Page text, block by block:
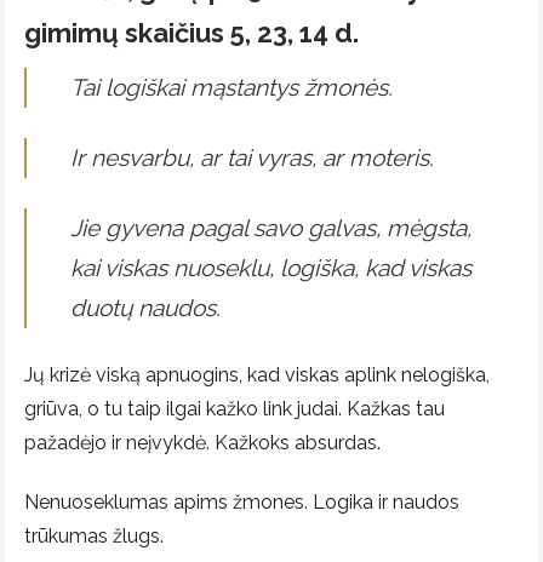
gimimų skaičius 5, 23, 14 d.
Tai logiškai mąstantys žmonės.
Ir nesvarbu, ar tai vyras, ar moteris.
Jie gyvena pagal savo galvas, mėgsta,
kai viskas nuoseklu, logiška, kad viskas
duotų naudos.
Jų krizė viską apnuogins, kad viskas aplink nelogiška,
griūva, o tu taip ilgai kažko link judai. Kažkas tau
pažadėjo ir neįvykdė. Kažkoks absurdas.
Nenuoseklumas apims žmones. Logika ir naudos
trūkumas žlugs.